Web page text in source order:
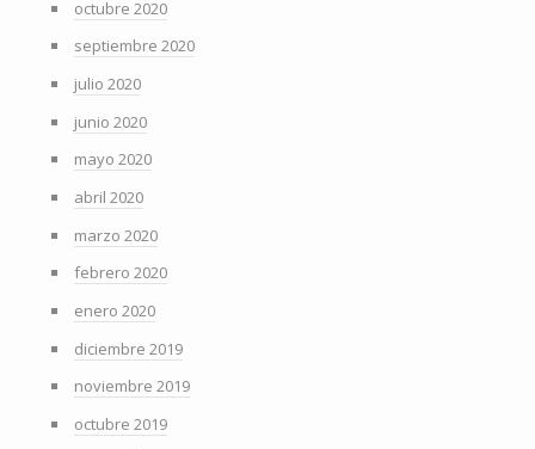
octubre 2020
septiembre 2020
julio 2020
junio 2020
mayo 2020
abril 2020
marzo 2020
febrero 2020
enero 2020
diciembre 2019
noviembre 2019
octubre 2019